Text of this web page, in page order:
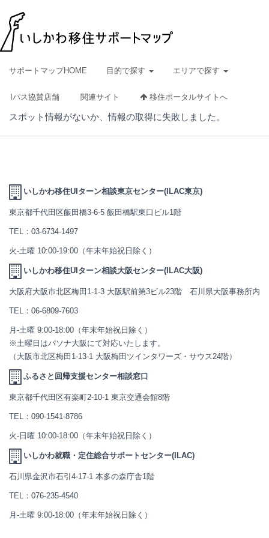
サポートマップHOME 目的で探す エリアで探す
Iパス協賛店舗 関連サイト 移住ポータルサイトへ
スポット情報がないか、情報の取得に失敗しました。
いしかわ移住UIターン相談東京センター(ILAC東京)
東京都千代田区飯田橋3-6-5 飯田橋駅東口ビル1階
TEL： 03-6734-1497
火-土曜 10:00-19:00（年末年始祝日除く）
いしかわ移住UIターン相談大阪センター(ILAC大阪)
大阪府大阪市北区梅田1-1-3 大阪駅前第3ビル23階 石川県大阪事務所内
TEL： 06-6809-7603
月-土曜 9:00-18:00（年末年始祝日除く）
※土曜日はパソナ大阪にて対応いたします。
（大阪市北区梅田1-13-1 大阪梅田ツインタワーズ・サウス24階）
ふるさと回帰支援センター相談窓口
東京都千代田区有楽町2-10-1 東京交通会館8階
TEL： 090-1541-8786
火-日曜 10:00-18:00（年末年始祝日除く）
いしかわ就職・定住総合サポートセンター(ILAC)
石川県金沢市石引4-17-1 本多の森庁舎1階
TEL： 076-235-4540
月-土曜 9:00-18:00（年末年始祝日除く）